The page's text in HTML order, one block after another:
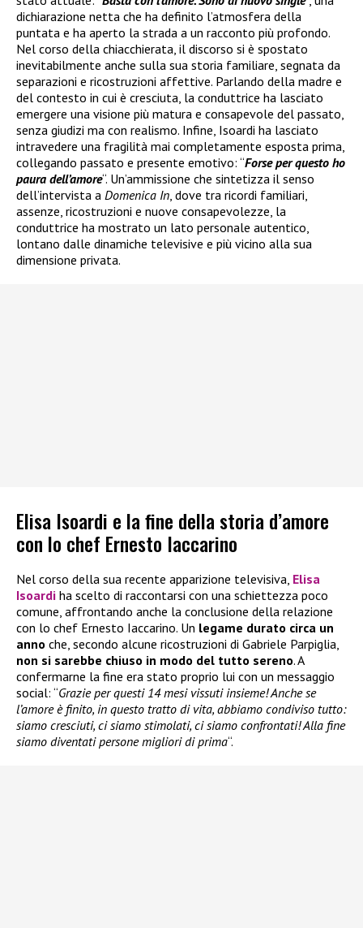
dichiarazione netta che ha definito l’atmosfera della
puntata e ha aperto la strada a un racconto più profondo.
Nel corso della chiacchierata, il discorso si è spostato
inevitabilmente anche sulla sua storia familiare, segnata da
separazioni e ricostruzioni affettive. Parlando della madre e
del contesto in cui è cresciuta, la conduttrice ha lasciato
emergere una visione più matura e consapevole del passato,
senza giudizi ma con realismo. Infine, Isoardi ha lasciato
intravedere una fragilità mai completamente esposta prima,
collegando passato e presente emotivo: “Forse per questo ho
paura dell’amore“. Un’ammissione che sintetizza il senso
dell’intervista a Domenica In, dove tra ricordi familiari,
assenze, ricostruzioni e nuove consapevolezze, la
conduttrice ha mostrato un lato personale autentico,
lontano dalle dinamiche televisive e più vicino alla sua
dimensione privata.
Elisa Isoardi e la fine della storia d’amore
con lo chef Ernesto Iaccarino
Nel corso della sua recente apparizione televisiva, Elisa
Isoardi ha scelto di raccontarsi con una schiettezza poco
comune, affrontando anche la conclusione della relazione
con lo chef Ernesto Iaccarino. Un legame durato circa un
anno che, secondo alcune ricostruzioni di Gabriele Parpiglia,
non si sarebbe chiuso in modo del tutto sereno. A
confermarne la fine era stato proprio lui con un messaggio
social: “Grazie per questi 14 mesi vissuti insieme! Anche se
l’amore è finito, in questo tratto di vita, abbiamo condiviso tutto:
siamo cresciuti, ci siamo stimolati, ci siamo confrontati! Alla fine
siamo diventati persone migliori di prima“.